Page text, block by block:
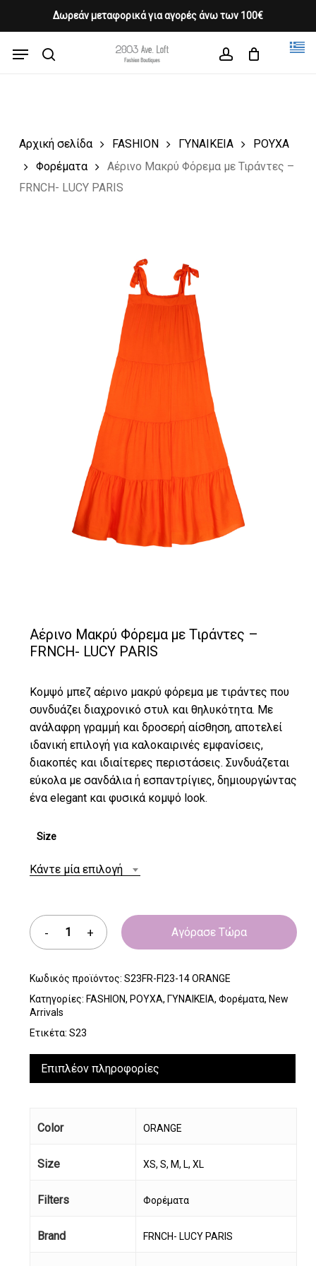
Δωρεάν μεταφορικά για αγορές άνω των 100€
content
Menu
Cart CLOSE
CART
Αρχική σελίδα FASHION ΓΥΝΑΙΚΕΙΑ
ΡΟΥΧΑ
Φορέματα
Αέρινο Μακρύ Φόρεμα με Τιράντες –
FRNCH- LUCY PARIS
Αέρινο Μακρύ Φόρεμα με Τιράντες –
FRNCH- LUCY PARIS
Κομψό μπεζ αέρινο μακρύ φόρεμα με τιράντες που
συνδυάζει διαχρονικό στυλ και θηλυκότητα. Με
ανάλαφρη γραμμή και δροσερή αίσθηση, αποτελεί
ιδανική επιλογή για καλοκαιρινές εμφανίσεις,
διακοπές και ιδιαίτερες περιστάσεις. Συνδυάζεται
εύκολα με σανδάλια ή εσπαντρίγιες, δημιουργώντας
ένα elegant και φυσικά κομψό look.
Size
Κάντε μία επιλογή
Αγόρασε Τώρα
Κωδικός προϊόντος: S23FR-FI23-14 ORANGE
Κατηγορίες: FASHION, ΡΟΥΧΑ, ΓΥΝΑΙΚΕΙΑ, Φορέματα, New
Arrivals
Ετικέτα: S23
Επιπλέον πληροφορίες
Color ORANGE
Size XS, S, M, L, XL
Filters Φορέματα
Brand FRNCH- LUCY PARIS
Close